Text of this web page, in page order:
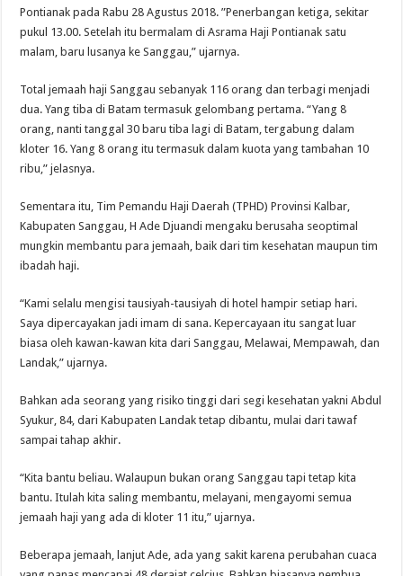
Pontianak pada Rabu 28 Agustus 2018. ”Penerbangan ketiga, sekitar
pukul 13.00. Setelah itu bermalam di Asrama Haji Pontianak satu
malam, baru lusanya ke Sanggau,” ujarnya.
Total jemaah haji Sanggau sebanyak 116 orang dan terbagi menjadi
dua. Yang tiba di Batam termasuk gelombang pertama. “Yang 8
orang, nanti tanggal 30 baru tiba lagi di Batam, tergabung dalam
kloter 16. Yang 8 orang itu termasuk dalam kuota yang tambahan 10
ribu,” jelasnya.
Sementara itu, Tim Pemandu Haji Daerah (TPHD) Provinsi Kalbar,
Kabupaten Sanggau, H Ade Djuandi mengaku berusaha seoptimal
mungkin membantu para jemaah, baik dari tim kesehatan maupun tim
ibadah haji.
“Kami selalu mengisi tausiyah-tausiyah di hotel hampir setiap hari.
Saya dipercayakan jadi imam di sana. Kepercayaan itu sangat luar
biasa oleh kawan-kawan kita dari Sanggau, Melawai, Mempawah, dan
Landak,” ujarnya.
Bahkan ada seorang yang risiko tinggi dari segi kesehatan yakni Abdul
Syukur, 84, dari Kabupaten Landak tetap dibantu, mulai dari tawaf
sampai tahap akhir.
“Kita bantu beliau. Walaupun bukan orang Sanggau tapi tetap kita
bantu. Itulah kita saling membantu, melayani, mengayomi semua
jemaah haji yang ada di kloter 11 itu,” ujarnya.
Beberapa jemaah, lanjut Ade, ada yang sakit karena perubahan cuaca